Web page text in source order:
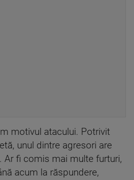
motivul atacului. Potrivit
unul dintre agresori are
Ar fi comis mai multe furturi,
acum la răspundere,